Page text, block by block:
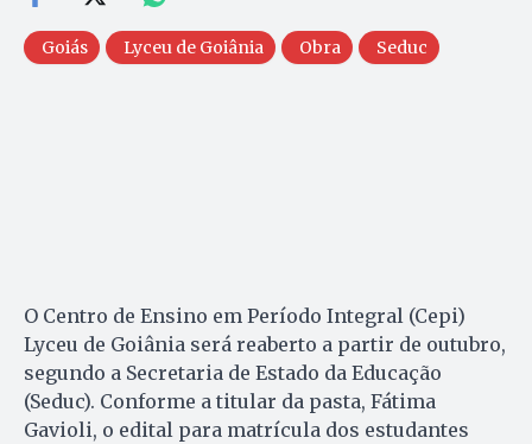
Goiás Lyceu de Goiânia Obra Seduc
O Centro de Ensino em Período Integral (Cepi)
Lyceu de Goiânia será reaberto a partir de outubro,
segundo a Secretaria de Estado da Educação
(Seduc). Conforme a titular da pasta, Fátima
Gavioli, o edital para matrícula dos estudantes